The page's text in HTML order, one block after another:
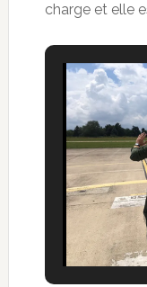
charge et elle